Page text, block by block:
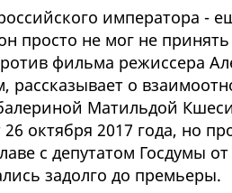
императора -
просто не мог не принять
фильма режиссера
о
Матильдой
октября 2017 года, но
с депутатом Госдумы
задолго до премьеры.